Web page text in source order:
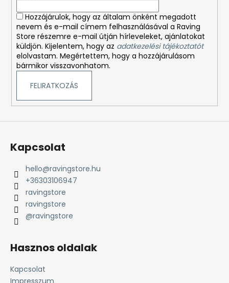
KERESÉS
Hozzájárulok, hogy az általam önként megadott
nevem és e-mail címem felhasználásával a Raving
Store részemre e-mail útján hírleveleket, ajánlatokat
küldjön. Kijelentem, hogy az adatkezelési tájékoztatót
elolvastam. Megértettem, hogy a hozzájárulásom
bármikor visszavonhatom.
FELIRATKOZÁS
Kapcsolat
hello@ravingstore.hu
+36303106947
ravingstore
ravingstore
@ravingstore
Hasznos oldalak
Kapcsolat